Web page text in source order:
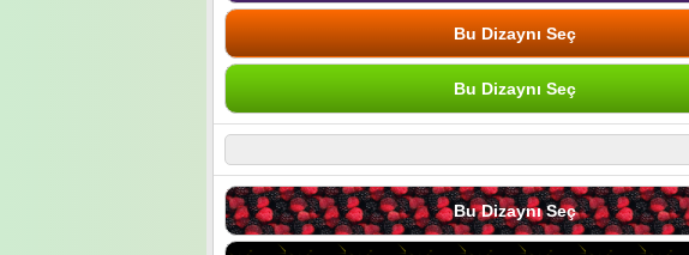
Bu Dizaynı Seç
Bu Dizaynı Seç
Bu Dizaynı Seç